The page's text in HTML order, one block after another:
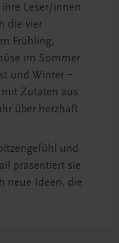
Leser/innen
die vier
Frühling,
im Sommer
und Winter –
Zutaten aus
über herzhaft
und
präsentiert sie
neue Ideen, die